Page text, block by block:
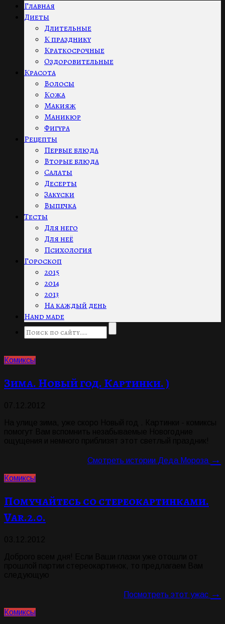
Главная
Диеты
Длительные
К празднику
Краткосрочные
Оздоровительные
Красота
Волосы
Кожа
Макияж
Маникюр
Фигура
Рецепты
Первые блюда
Вторые блюда
Салаты
Десерты
Закуски
Выпечка
Тесты
Для него
Для неё
Психология
Гороскоп
2015
2014
2013
На каждый день
Hand made
Комиксы
Зима. Новый год. Картинки. )
Смотреть истории Деда Мороза →
Комиксы
Помучайтесь со стереокартинками.
Var.2.0.
Посмотреть этот ужас →
Комиксы